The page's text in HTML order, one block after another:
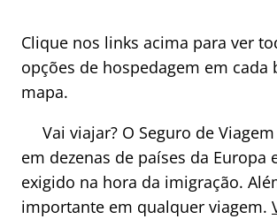
Clique nos links acima para ver
opções de hospedagem em cada
mapa.
Vai viajar? O Seguro de
em dezenas de países da Europa
exigido na hora da imigração.
importante em qualquer viagem.